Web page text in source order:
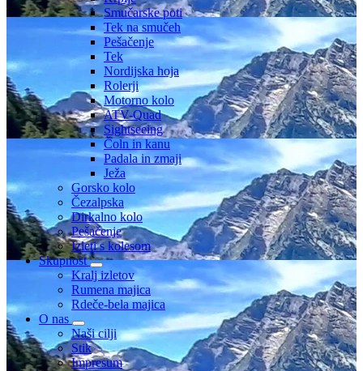
Smučarske poti
Tek na smučeh
Pešačenje
Tek
Nordijska hoja
Rolerji
Motorno kolo
ATV-Quad
Sightseeing
Čoln in kanu
Padala in zmaji
Ježa
Gorsko kolo
Čezalpska
Dirkalno kolo
Pešačenje
Izleti s kolesom
Skupnost
Kralj izletov
Rumena majica
Rdeče-bela majica
O nas
Naši cilji
Stik
Impresum